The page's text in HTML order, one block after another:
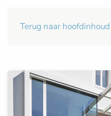
Terug naar hoofdinhoud